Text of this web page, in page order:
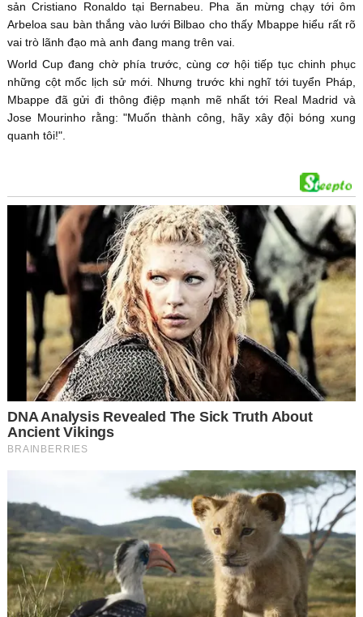
sản Cristiano Ronaldo tại Bernabeu. Pha ăn mừng chạy tới ôm
Arbeloa sau bàn thắng vào lưới Bilbao cho thấy Mbappe hiểu rất rõ
vai trò lãnh đạo mà anh đang mang trên vai.
World Cup đang chờ phía trước, cùng cơ hội tiếp tục chinh phục
những cột mốc lịch sử mới. Nhưng trước khi nghĩ tới tuyển Pháp,
Mbappe đã gửi đi thông điệp mạnh mẽ nhất tới Real Madrid và
Jose Mourinho rằng: "Muốn thành công, hãy xây đội bóng xung
quanh tôi!".